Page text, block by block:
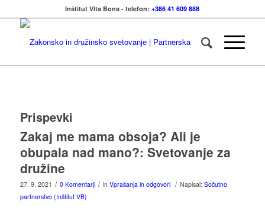
Inštitut Vita Bona - telefon:+386 41 609 888
Prispevki
Zakaj me mama obsoja? Ali je
obupala nad mano?: Svetovanje za
družine
27. 9. 2021 / 0 Komentarji / in Vprašanja in odgovori / Napisal: Sočutno
partnerstvo (Inštitut VB)